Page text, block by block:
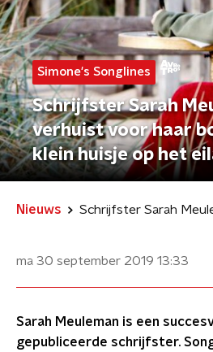
Simone's Songlines
Schrijfster Sarah
verhuist voor haar
klein huisje op het
Nieuws
ma 30 september 2019 13:33
Sarah Meuleman is een
gepubliceerde schrijfster.